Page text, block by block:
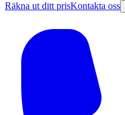
Räkna ut ditt prisKontakta oss